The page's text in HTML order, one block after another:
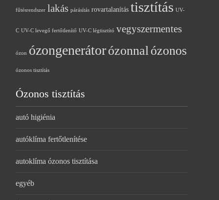
fűtésrendszer lakás párásítás rovartalanítás tisztítás UV-
C UV-C levegő fertőtlenítő UV-C légtisztító vegyszermentes
ózon ózongenerátorózonnalózonos
ózonos tisztítás
Ózonos tisztítás
autó higiénia
autóklíma fertőtlenítése
autoklíma ózonos tisztítása
egyéb